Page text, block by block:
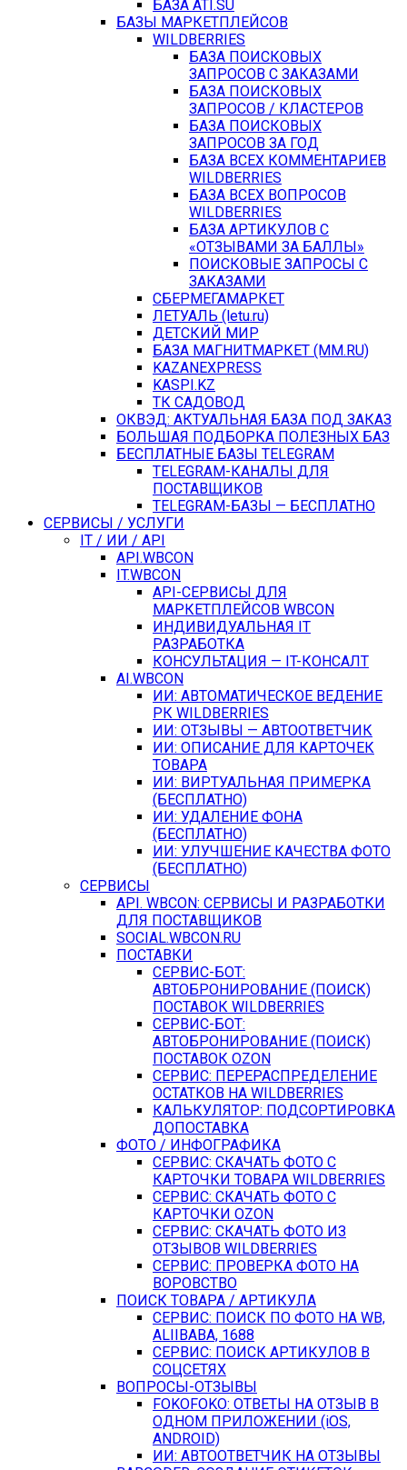
БАЗА ATI.SU
БАЗЫ МАРКЕТПЛЕЙСОВ
WILDBERRIES
БАЗА ПОИСКОВЫХ
ЗАПРОСОВ С ЗАКАЗАМИ
БАЗА ПОИСКОВЫХ
ЗАПРОСОВ / КЛАСТЕРОВ
БАЗА ПОИСКОВЫХ
ЗАПРОСОВ ЗА ГОД
БАЗА ВСЕХ КОММЕНТАРИЕВ
WILDBERRIES
БАЗА ВСЕХ ВОПРОСОВ
WILDBERRIES
БАЗА АРТИКУЛОВ С
«ОТЗЫВАМИ ЗА БАЛЛЫ»
ПОИСКОВЫЕ ЗАПРОСЫ С
ЗАКАЗАМИ
СБЕРМЕГАМАРКЕТ
ЛЕТУАЛЬ (letu.ru)
ДЕТСКИЙ МИР
БАЗА МАГНИТМАРКЕТ (MM.RU)
KAZANEXPRESS
KASPI.KZ
ТК САДОВОД
ОКВЭД: АКТУАЛЬНАЯ БАЗА ПОД ЗАКАЗ
БОЛЬШАЯ ПОДБОРКА ПОЛЕЗНЫХ БАЗ
БЕСПЛАТНЫЕ БАЗЫ TELEGRAM
TELEGRAM-КАНАЛЫ ДЛЯ
ПОСТАВЩИКОВ
TELEGRAM-БАЗЫ — БЕСПЛАТНО
СЕРВИСЫ / УСЛУГИ
IT / ИИ / API
API.WBCON
IT.WBCON
API-СЕРВИСЫ ДЛЯ
МАРКЕТПЛЕЙСОВ WBCON
ИНДИВИДУАЛЬНАЯ IT
РАЗРАБОТКА
КОНСУЛЬТАЦИЯ — IT-КОНСАЛТ
AI.WBCON
ИИ: АВТОМАТИЧЕСКОЕ ВЕДЕНИЕ
РК WILDBERRIES
ИИ: ОТЗЫВЫ — АВТООТВЕТЧИК
ИИ: ОПИСАНИЕ ДЛЯ КАРТОЧЕК
ТОВАРА
ИИ: ВИРТУАЛЬНАЯ ПРИМЕРКА
(БЕСПЛАТНО)
ИИ: УДАЛЕНИЕ ФОНА
(БЕСПЛАТНО)
ИИ: УЛУЧШЕНИЕ КАЧЕСТВА ФОТО
(БЕСПЛАТНО)
СЕРВИСЫ
API. WBCON: СЕРВИСЫ И РАЗРАБОТКИ
ДЛЯ ПОСТАВЩИКОВ
SOCIAL.WBCON.RU
ПОСТАВКИ
CЕРВИС-БОТ:
АВТОБРОНИРОВАНИЕ (ПОИСК)
ПОСТАВОК WILDBERRIES
СЕРВИС-БОТ:
АВТОБРОНИРОВАНИЕ (ПОИСК)
ПОСТАВОК OZON
СЕРВИС: ПЕРЕРАСПРЕДЕЛЕНИЕ
ОСТАТКОВ НА WILDBERRIES
КАЛЬКУЛЯТОР: ПОДСОРТИРОВКА
ДОПОСТАВКА
ФОТО / ИНФОГРАФИКА
СЕРВИС: СКАЧАТЬ ФОТО С
КАРТОЧКИ ТОВАРА WILDBERRIES
СЕРВИС: СКАЧАТЬ ФОТО С
КАРТОЧКИ OZON
СЕРВИС: СКАЧАТЬ ФОТО ИЗ
ОТЗЫВОВ WILDBERRIES
СЕРВИС: ПРОВЕРКА ФОТО НА
ВОРОВСТВО
ПОИСК ТОВАРА / АРТИКУЛА
СЕРВИС: ПОИСК ПО ФОТО НА WB,
ALIIBABA, 1688
СЕРВИС: ПОИСК АРТИКУЛОВ В
СОЦСЕТЯХ
ВОПРОСЫ-ОТЗЫВЫ
FOKOFOKO: ОТВЕТЫ НА ОТЗЫВ В
ОДНОМ ПРИЛОЖЕНИИ (iOS,
ANDROID)
ИИ: АВТООТВЕТЧИК НА ОТЗЫВЫ